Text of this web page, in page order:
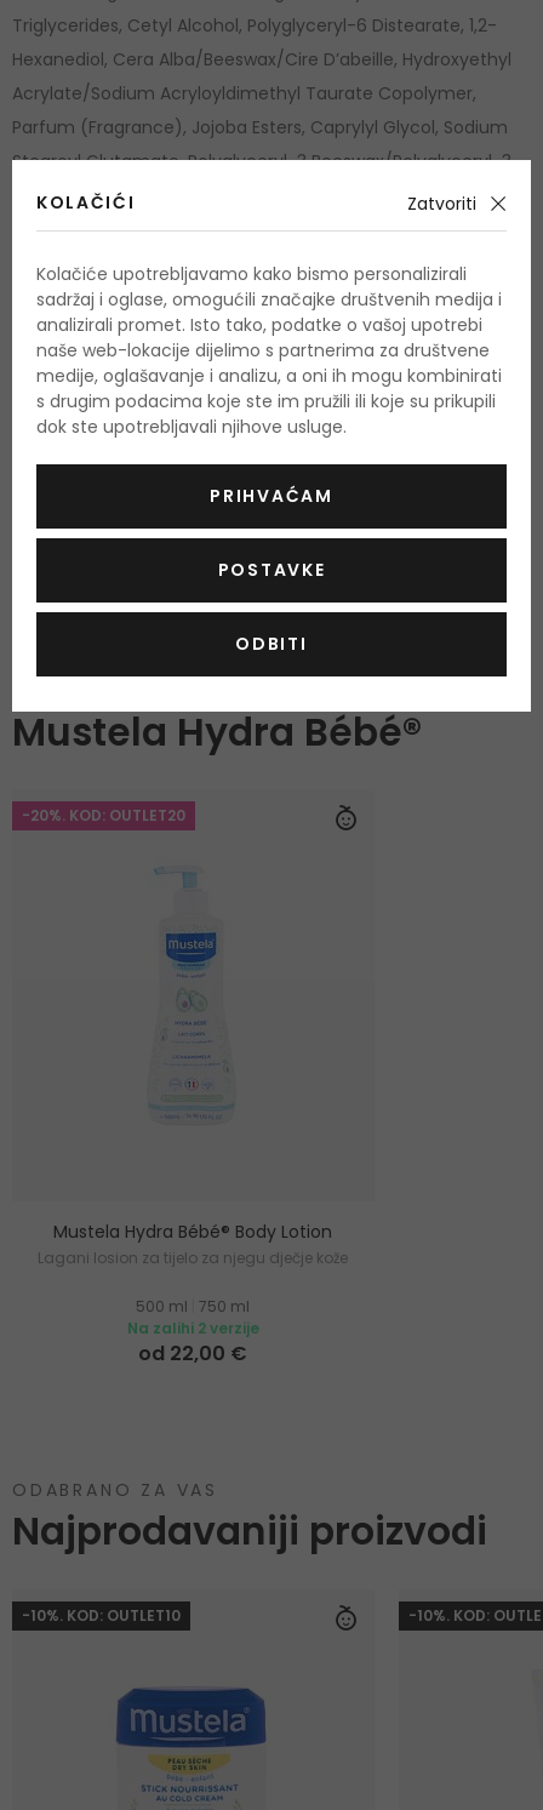
Triglycerides, Cetyl Alcohol, Polyglyceryl-6 Distearate, 1,2-
Hexanediol, Cera Alba/Beeswax/Cire D’abeille, Hydroxyethyl
Acrylate/Sodium Acryloyldimethyl Taurate Copolymer,
Parfum (Fragrance), Jojoba Esters, Caprylyl Glycol, Sodium
Stearoyl Glutamate, Polyglyceryl-3 Beeswax/Polyglyceryl-3
Cire D’abeille, Tocopheryl Acetate, Citric Acid, Polysorbate
60, Sorbitan Isostearate, Persea Gratissima (Avocado) Fruit
Extract.
Popis sastojaka se može promijeniti. Savjetuje se da uvijek
provjerite popis sastojaka navedenih na kupljenom
proizvodu.
Tip kože
Normalna
Prirodni proizvod
DA
Mustela Hydra Bébé®
-20%. KOD: OUTLET20
Mustela Hydra Bébé® Body Lotion
Lagani losion za tijelo za njegu dječje kože
500 ml |750 ml
Na zalihi 2 verzije
od 22,00 €
ODABRANO ZA VAS
Najprodavaniji proizvodi
-10%. KOD: OUTLET10 -10%. KOD:
KOLAČIĆI Zatvoriti
Kolačiće upotrebljavamo kako bismo personalizirali
sadržaj i oglase, omogućili značajke društvenih medija i
analizirali promet. Isto tako, podatke o vašoj upotrebi
naše web-lokacije dijelimo s partnerima za društvene
medije, oglašavanje i analizu, a oni ih mogu kombinirati
s drugim podacima koje ste im pružili ili koje su prikupili
dok ste upotrebljavali njihove usluge.
PRIHVAĆAM
POSTAVKE
ODBITI